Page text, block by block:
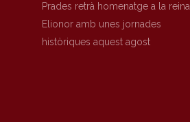
Prades retrà homenatge a la reina
Elionor amb unes jornades
històriques aquest agost